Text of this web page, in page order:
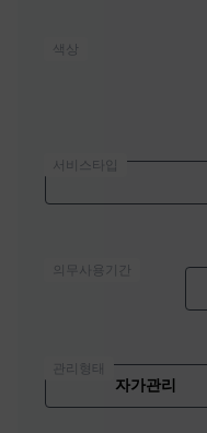
색상
서비스타입
의무사용기간
자가관리
관리형태